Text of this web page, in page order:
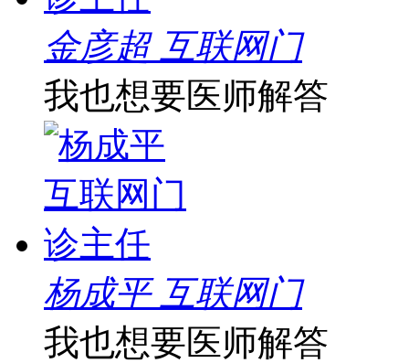
金彦超 互联网门
我也想要医师解答
杨成平 互联网门
我也想要医师解答